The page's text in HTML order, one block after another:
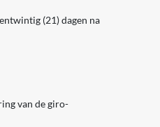
(21) dagen na
van de giro-